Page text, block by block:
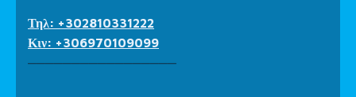
Τηλ: +302810331222
Κιν: +306970109099